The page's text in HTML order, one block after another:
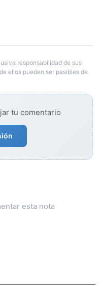
responsabilidad de sus
ellos pueden ser pasibles de
tu comentario
esta nota